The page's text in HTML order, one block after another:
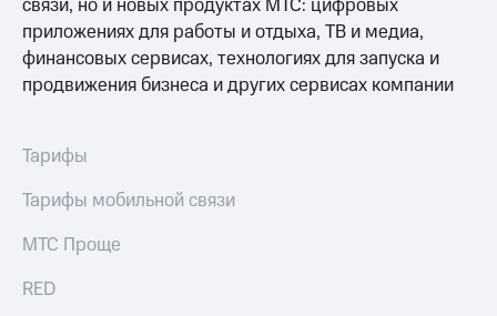
связи, но и новых продуктах МТС: цифровых
приложениях для работы и отдыха, ТВ и медиа,
финансовых сервисах, технологиях для запуска и
продвижения бизнеса и других сервисах компании
Тарифы
Тарифы мобильной связи
МТС Проще
RED